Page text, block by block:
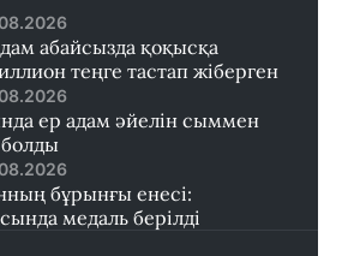
абайсызда қоқысқа
теңге тастап жіберген
ер адам әйелін сыммен
бұрынғы енесі:
медаль берілді